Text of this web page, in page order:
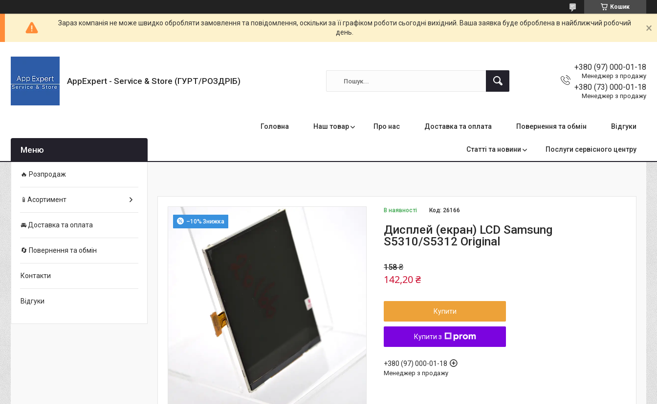
Кошик
Зараз компанія не може швидко обробляти замовлення та повідомлення, оскільки за її графіком роботи сьогодні вихідний. Ваша заявка буде оброблена в найближчий робочий
день.
AppExpert - Service & Store (ГУРТ/РОЗДРІБ)
+380 (97) 000-01-18
Менеджер з продажу
+380 (73) 000-01-18
Менеджер з продажу
Головна Наш товар Про нас Доставка та оплата Повернення та обмін Відгуки
Статті та новини Послуги сервісного центру
–10%
В наявності Код: 26166
Дисплей (екран) LCD Samsung
S5310/S5312 Original
158 ₴
142,20 ₴
Купити
Купити з
+380 (97) 000-01-18
Менеджер з продажу
🔥 Розпродаж
📱Асортимент
🚘 Доставка та оплата
🔄 Повернення та обмін
Контакти
Відгуки